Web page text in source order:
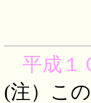
平成１
(注）こ